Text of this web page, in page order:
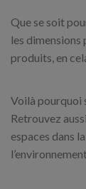
Que se soit
les dimensions
produits, en
Voilà pourquoi
Retrouvez
espaces dans la